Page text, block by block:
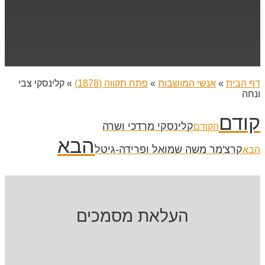
דף הבית » אנשי המושבות » פתח תקווה (1878) » קלינסקי צבי
ונחה
קודם הקודםקלינסקי מרדכי ושרה
הבאקרצ'מר משה שמואל ופרידה-גיטלהבא
העלאת מסמכים